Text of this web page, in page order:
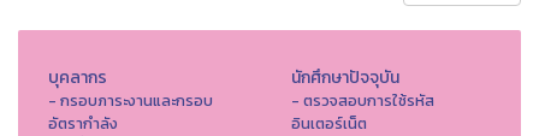
บุคลากร
- กรอบภาระงานและกรอบ
อัตรากำลัง
นักศึกษาปัจจุบัน
- ตรวจสอบการใช้รหัส
อินเตอร์เน็ต